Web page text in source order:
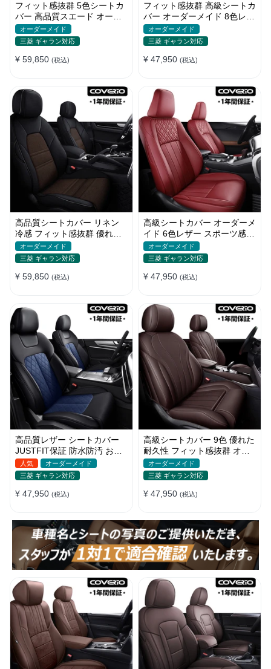
フィット感抜群 5色シートカ
バー 高品質スエード オーダ
ーメイド 防汚防水 耐久性
オーダーメイド
三菱 ギャラン対応
¥ 59,850 (税込)
フィット感抜群 高級シートカ
バー オーダーメイド 8色レザ
ー 撥水・防水加工 全席セッ
ト
オーダーメイド
三菱 ギャラン対応
¥ 47,950 (税込)
高品質シートカバー リネン
冷感 フィット感抜群 優れた
通気性 オーダーメイド 水洗
い
オーダーメイド
三菱 ギャラン対応
¥ 59,850 (税込)
高級シートカバー オーダーメ
イド 6色レザー スポーツ感
耐摩耗性 軽/普自動車 SUV
オーダーメイド
三菱 ギャラン対応
¥ 47,950 (税込)
高品質レザー シートカバー
JUSTFIT保証 防水防汚 おし
ゃれ 全席セット オーダーメ
イド
人気
オーダーメイド
三菱 ギャラン対応
¥ 47,950 (税込)
高級シートカバー 9色 優れた
耐久性 フィット感抜群 オー
ダーメイド 防水レザー おし
ゃれ
オーダーメイド
三菱 ギャラン対応
¥ 47,950 (税込)